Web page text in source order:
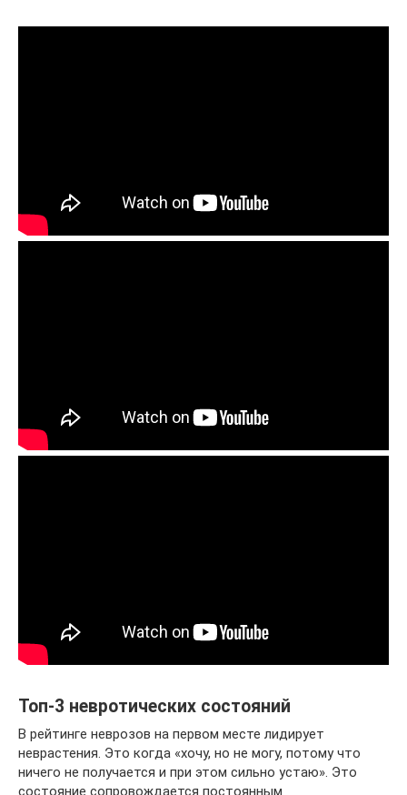
Топ-3 невротических состояний
В рейтинге неврозов на первом месте лидирует
неврастения. Это когда «хочу, но не могу, потому что
ничего не получается и при этом сильно устаю». Это
состояние сопровождается постоянным